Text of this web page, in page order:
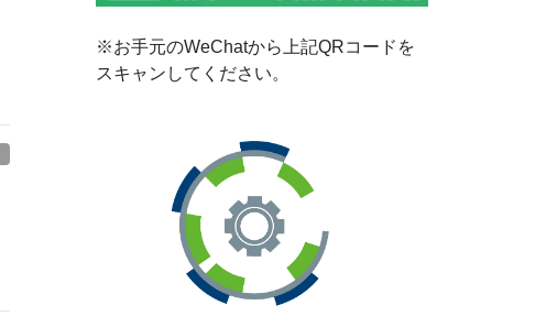
※お手元のWeChatから上記QRコードを
スキャンしてください。